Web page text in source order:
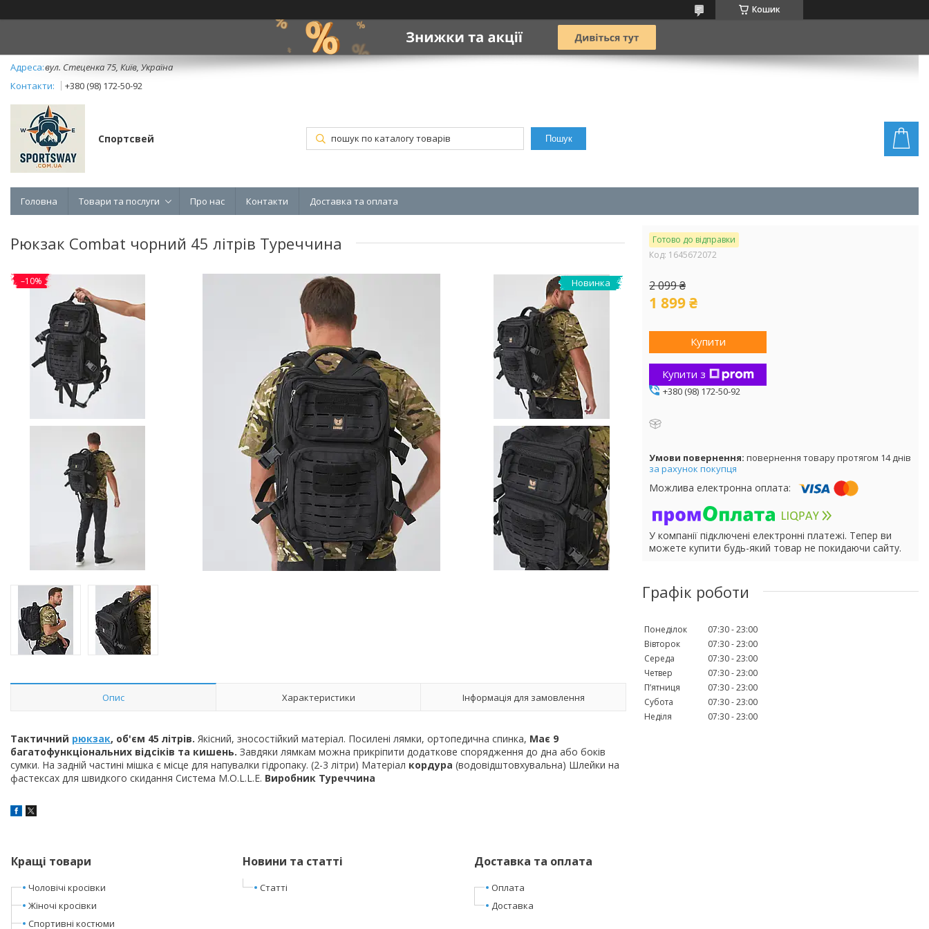
Кошик
вул. Стеценка 75, Київ, Україна
+380 (98) 172-50-92
Спортсвей Пошук
Головна Товари та послуги Про нас Контакти Доставка та оплата
Рюкзак Combat чорний 45 літрів Туреччина
Новинка
–10%
Опис Характеристики Інформація для замовлення
Тактичний рюкзак, об'єм 45 літрів. Якісний, зносостійкий матеріал. Посилені лямки, ортопедична спинка, Має 9
багатофункціональних відсіків та кишень. Завдяки лямкам можна прикріпити додаткове спорядження до дна або боків
сумки. На задній частині мішка є місце для напувалки гідропаку. (2-3 літри) Матеріал кордура (водовідштовхувальна) Шлейки на
фастексах для швидкого скидання Система M.O.L.L.E. Виробник Туреччина
Готово до відправки
Код: 1645672072
2 099 ₴
1 899 ₴
Купити
Купити з
+380 (98) 172-50-92
повернення товару протягом 14 днів
за рахунок покупця
У компанії підключені електронні платежі. Тепер ви
можете купити будь-який товар не покидаючи сайту.
Графік роботи
Понеділок 07:30 23:00
Вівторок
07:30 23:00
Середа
07:30 23:00
Четвер
07:30 23:00
Пʼятниця
07:30 23:00
Субота
07:30 23:00
Неділя
07:30 23:00
Кращі товари
Чоловічі кросівки
Жіночі кросівки
Спортивні костюми
Новини та статті
Статті
Доставка та оплата
Оплата
Доставка